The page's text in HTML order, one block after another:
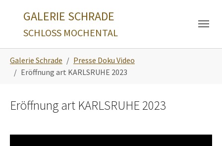
GALERIE SCHRADE
SCHLOSS MOCHENTAL
Galerie Schrade
Presse Doku Video
Eröffnung art KARLSRUHE 2023
Eröffnung art KARLSRUHE 2023